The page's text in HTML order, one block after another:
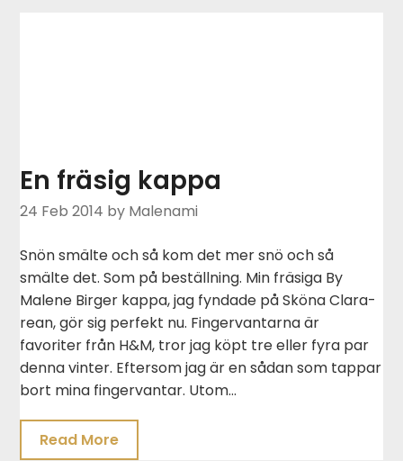
En fräsig kappa
24 Feb 2014 by Malenami
Snön smälte och så kom det mer snö och så
smälte det. Som på beställning. Min fräsiga By
Malene Birger kappa, jag fyndade på Sköna Clara-
rean, gör sig perfekt nu. Fingervantarna är
favoriter från H&M, tror jag köpt tre eller fyra par
denna vinter. Eftersom jag är en sådan som tappar
bort mina fingervantar. Utom…
Read More